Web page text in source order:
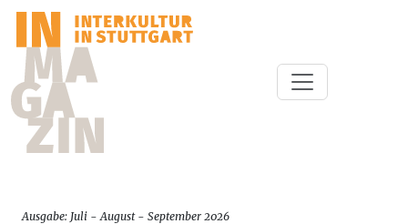
Ausgabe: Juli - August - September 2026